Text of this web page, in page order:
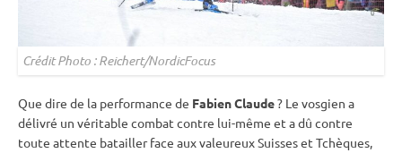
Crédit Photo : Reichert/NordicFocus
Que dire de la performance de Fabien Claude? Le vosgien a
délivré un véritable combat contre lui-même et a dû contre
toute attente batailler face aux valeureux Suisses et Tchèques,